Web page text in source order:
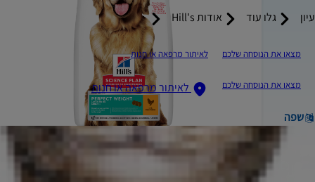
עיון גלו עוד אודות Hill's
מצאו את הנוסחה שלכם לאיתור מרפאה או חנות
מצאו את הנוסחה שלכם
לאיתור מרפאה או חנות
שפה